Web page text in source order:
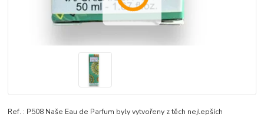
Ref. : P508 Naše Eau de Parfum byly vytvořeny z těch nejlepších